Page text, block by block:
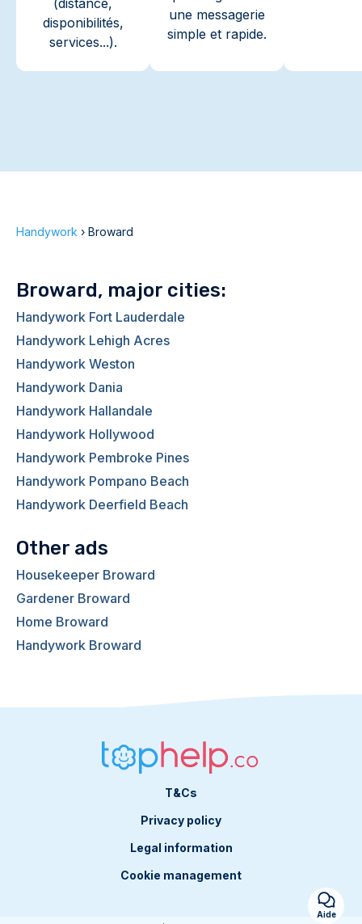
(distance,
disponibilités,
services...).
une messagerie
simple et rapide.
Handywork › Broward
Broward, major cities:
Handywork Fort Lauderdale
Handywork Lehigh Acres
Handywork Weston
Handywork Dania
Handywork Hallandale
Handywork Hollywood
Handywork Pembroke Pines
Handywork Pompano Beach
Handywork Deerfield Beach
Other ads
Housekeeper Broward
Gardener Broward
Home Broward
Handywork Broward
T&Cs
Privacy policy
Legal information
Cookie management
Aide